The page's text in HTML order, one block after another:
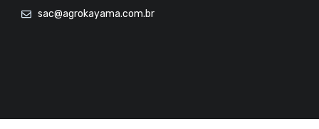
sac@agrokayama.com.br